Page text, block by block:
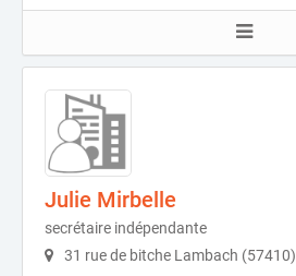
Julie Mirbelle
secrétaire indépendante
31 rue de bitche Lambach (57410)